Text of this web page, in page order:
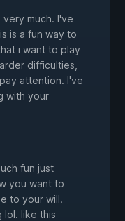
very much. I've
is a fun way to
i want to play
difficulties,
attention. I've
with your
fun just
you want to
to your will.
lol. like this